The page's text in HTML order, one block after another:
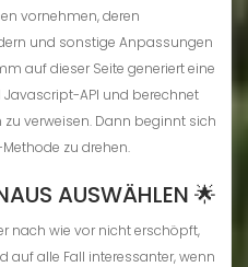
vornehmen, deren
und sonstige Anpassungen
auf dieser Seite generiert eine
API und berechnet
zu verweisen. Dann beginnt sich
zu drehen.
AUSWÄHLEN 🌟
nach wie vor nicht erschöpft,
auf alle Fall interessanter, wenn